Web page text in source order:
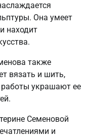
Она умеет
находит
также
вязать и шить,
украшают ее
Семеновой
и